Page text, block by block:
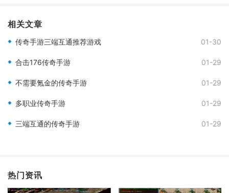
相关文章
传奇手游三端互通推荐游戏 01-30
合击176传奇手游 01-29
不需要氪金的传奇手游 01-29
多职业传奇手游 01-29
三端互通的传奇手游 01-29
热门资讯